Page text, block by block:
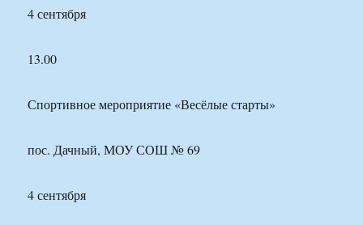
4 сентября
13.00
Спортивное мероприятие «Весёлые старты»
пос. Дачный, МОУ СОШ № 69
4 сентября